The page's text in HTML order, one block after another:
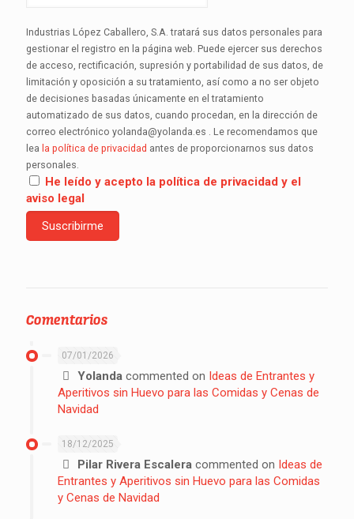
Industrias López Caballero, S.A. tratará sus datos personales para
gestionar el registro en la página web. Puede ejercer sus derechos
de acceso, rectificación, supresión y portabilidad de sus datos, de
limitación y oposición a su tratamiento, así como a no ser objeto
de decisiones basadas únicamente en el tratamiento
automatizado de sus datos, cuando procedan, en la dirección de
correo electrónico yolanda@yolanda.es . Le recomendamos que
lea la política de privacidad antes de proporcionarnos sus datos
personales.
He leído y acepto la política de privacidad y el
aviso legal
Comentarios
07/01/2026
Yolanda commented on Ideas de Entrantes y
Aperitivos sin Huevo para las Comidas y Cenas de
Navidad
18/12/2025
Pilar Rivera Escalera commented on Ideas de
Entrantes y Aperitivos sin Huevo para las Comidas
y Cenas de Navidad